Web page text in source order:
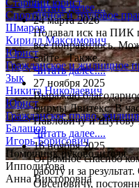
Старший юрист
Спортивное и трудовое
Шмаров
Кирилл Максимович
Юрист
Гражданское и жилищное
Зык
Никита Николаевич
Юрист
Гражданское право,
Балашов
Игорь Борисович
Помощник руководителя
Ипполитова
Анна Викторовна
Читать далее....
24 марта 2026
Подавал иск на ПИК
все понравилось.
сайте. Также...
Читать далее....
27 ноября 2025
Выражаю
фирмы Двитекс. В
Павловичу и Шутову
Читать далее....
16 ноября 2025
Огромное спасибо
работу и за
Овсеповичу,